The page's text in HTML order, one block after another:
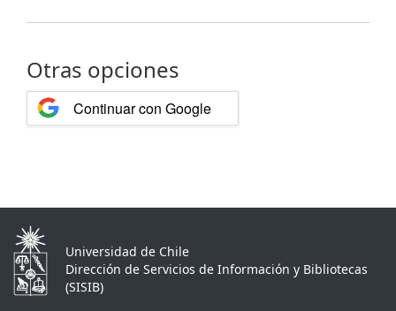
Otras opciones
Continuar con Google
Universidad de Chile
Dirección de Servicios de Información y Bibliotecas
(SISIB)